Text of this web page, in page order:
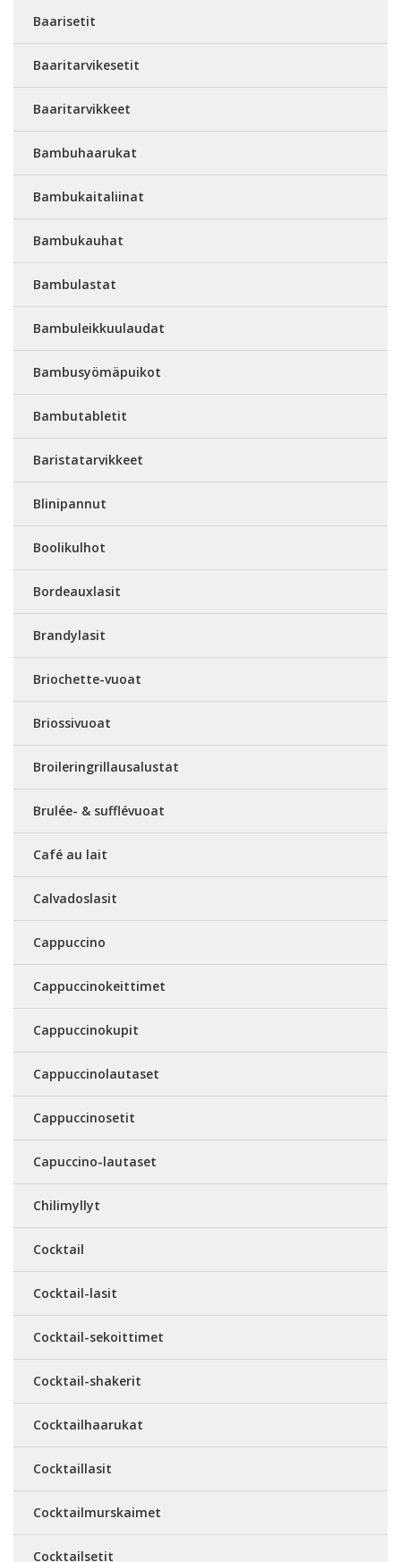
Baarisetit
Baaritarvikesetit
Baaritarvikkeet
Bambuhaarukat
Bambukaitaliinat
Bambukauhat
Bambulastat
Bambuleikkuulaudat
Bambusyömäpuikot
Bambutabletit
Baristatarvikkeet
Blinipannut
Boolikulhot
Bordeauxlasit
Brandylasit
Briochette-vuoat
Briossivuoat
Broileringrillausalustat
Brulée- & sufflévuoat
Café au lait
Calvadoslasit
Cappuccino
Cappuccinokeittimet
Cappuccinokupit
Cappuccinolautaset
Cappuccinosetit
Capuccino-lautaset
Chilimyllyt
Cocktail
Cocktail-lasit
Cocktail-sekoittimet
Cocktail-shakerit
Cocktailhaarukat
Cocktaillasit
Cocktailmurskaimet
Cocktailsetit